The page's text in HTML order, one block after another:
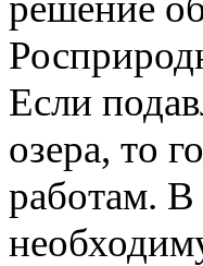
Если
озера, то
работам. В